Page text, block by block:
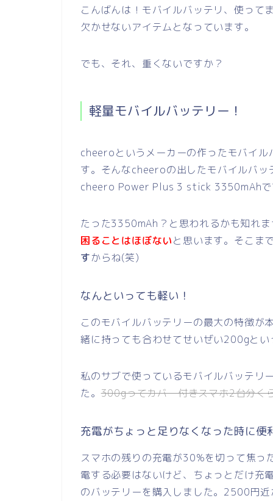
こんばんは！モバイルバッテリ、使って
欠かせないアイテムとなっています。
でも、それ、重くないですか？
軽量モバイルバッテリー！
cheeroというメーカーの作ったモバイ
す。そんなcheeroの出したモバイルバ
cheero Power Plus 3 stick 3350mAhで
たった3350mAh？と思われるかも知れ
困ることはほぼないと思います。そこま
すからね(笑)
なんといっても軽い！
このモバイルバッテリーの最大の特徴が
緒に持っても合わせてせいぜい200gと
私のサブで使っているモバイルバッテ
た。300gってカバー付きスマホ2台分く
充電がちょっと足りなくなった時に便
スマホの残りの充電が30%を切って焦っ
電する必要はないけど、ちょっとだけ充
のバッテリーを購入しました。2500円